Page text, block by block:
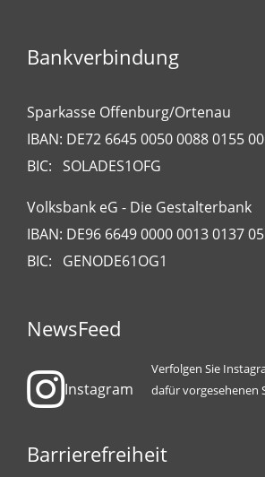
Bankverbindung
Sparkasse Offenburg/Ortenau
IBAN: DE72 6645 0050 0088 0155 00
BIC: SOLADES1OFG
Volksbank eG - Die Gestalterbank
IBAN: DE96 6649 0000 0013 0137 05
BIC: GENODE61OG1
NewsFeed
Instagram
Verfolgen Sie
dafür vorgesehenen
Barrierefreiheit